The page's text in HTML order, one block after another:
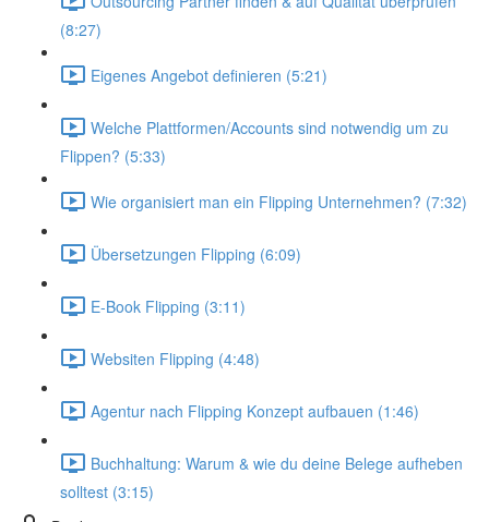
(8:27)
Eigenes Angebot definieren (5:21)
Welche Plattformen/Accounts sind notwendig um zu
Flippen? (5:33)
Wie organisiert man ein Flipping Unternehmen? (7:32)
Übersetzungen Flipping (6:09)
E-Book Flipping (3:11)
Websiten Flipping (4:48)
Agentur nach Flipping Konzept aufbauen (1:46)
Buchhaltung: Warum & wie du deine Belege aufheben
solltest (3:15)